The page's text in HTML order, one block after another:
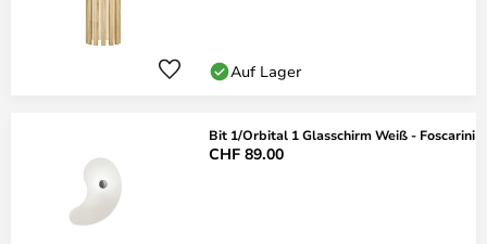
Auf Lager
Bit 1/Orbital 1 Glasschirm Weiß - Foscarini
CHF 89.00